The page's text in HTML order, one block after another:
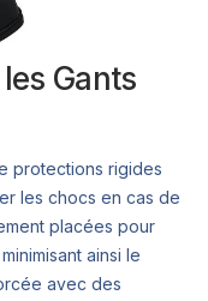
Gants
protections rigides
les chocs en cas de
placées pour
ainsi le
avec des